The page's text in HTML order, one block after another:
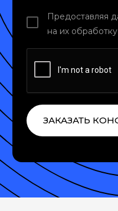
Предоставляя
на их обработку
ЗАКАЗАТЬ